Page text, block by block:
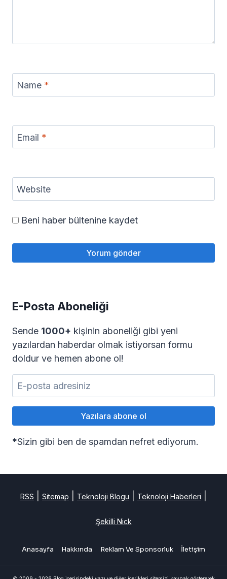
Name *
Email *
Website
Beni haber bültenine kaydet
E-Posta Aboneliği
Sende 1000+ kişinin aboneliği gibi yeni
yazılardan haberdar olmak istiyorsan formu
doldur ve hemen abone ol!
*Sizin gibi ben de spamdan nefret ediyorum.
RSS Sitemap Teknoloji Blogu Teknoloji Haberleri
Şekilli Nick
Anasayfa Hakkında Reklam Ve Sponsorluk İletişim